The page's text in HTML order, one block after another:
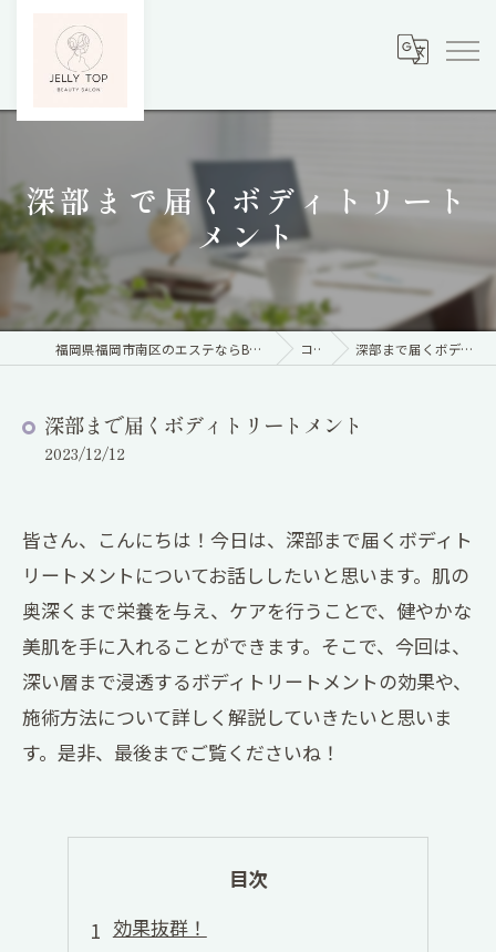
深部まで届くボディトリート
メント
福岡県福岡市南区のエステならBody care&脱毛サロン Jelly Top コラム 深部まで届くボディトリートメント
深部まで届くボディトリートメント
2023/12/12
皆さん、こんにちは！今日は、深部まで届くボディト
リートメントについてお話ししたいと思います。肌の
奥深くまで栄養を与え、ケアを行うことで、健やかな
美肌を手に入れることができます。そこで、今回は、
深い層まで浸透するボディトリートメントの効果や、
施術方法について詳しく解説していきたいと思いま
す。是非、最後までご覧くださいね！
目次
効果抜群！